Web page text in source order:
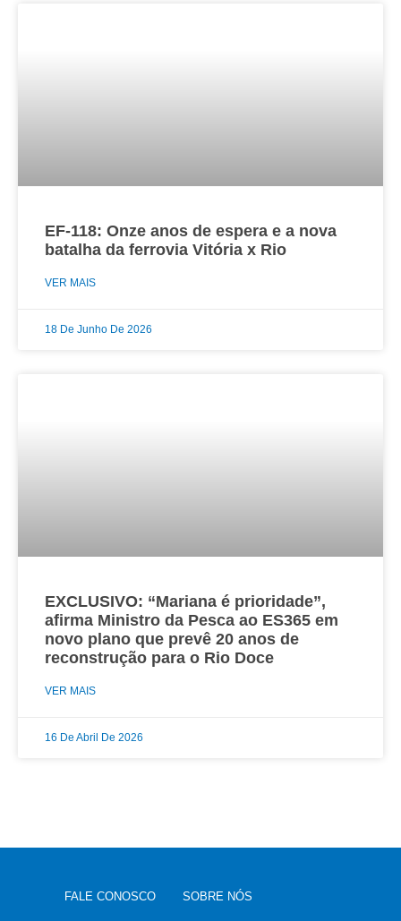
EF-118: Onze anos de espera e a nova
batalha da ferrovia Vitória x Rio
VER MAIS
18 De Junho De 2026
EXCLUSIVO: “Mariana é prioridade”,
afirma Ministro da Pesca ao ES365 em
novo plano que prevê 20 anos de
reconstrução para o Rio Doce
VER MAIS
16 De Abril De 2026
FALE CONOSCO SOBRE NÓS